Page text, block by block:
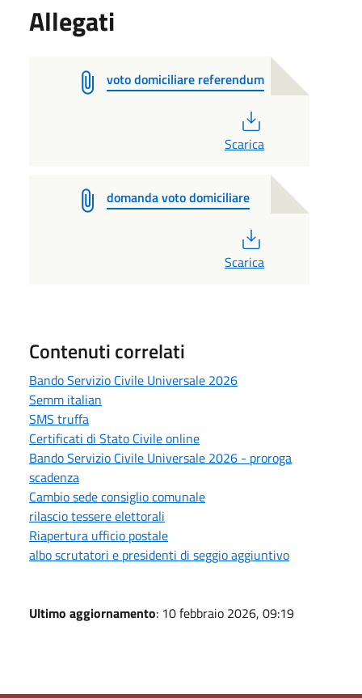
Allegati
voto domiciliare referendum
Scarica
domanda voto domiciliare
Scarica
Contenuti correlati
Bando Servizio Civile Universale 2026
Semm italian
SMS truffa
Certificati di Stato Civile online
Bando Servizio Civile Universale 2026 - proroga
scadenza
Cambio sede consiglio comunale
rilascio tessere elettorali
Riapertura ufficio postale
albo scrutatori e presidenti di seggio aggiuntivo
Ultimo aggiornamento: 10 febbraio 2026, 09:19